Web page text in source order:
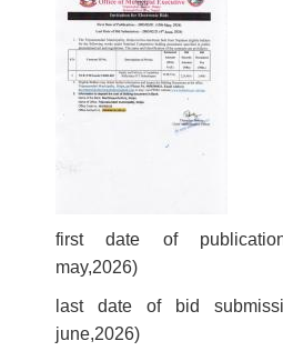
first date of
may,2026)
last date of bid
june,2026)